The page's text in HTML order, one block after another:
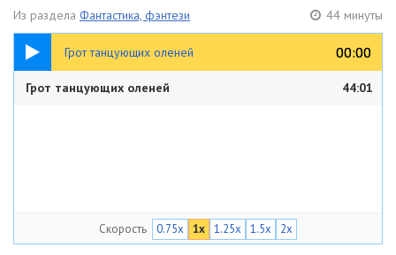
Из раздела Фантастика, фэнтези 44 минуты
Грот танцующих оленей 00:00
00:00
44:01
Грот танцующих оленей 44:01
Скорость 0.75x 1x 1.25x 1.5x 2x